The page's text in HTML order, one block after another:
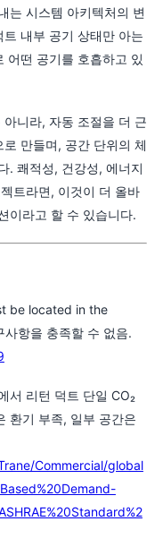
는 시스템 아키텍처의 변
내부 공기 상태만 아는
어떤 공기를 호흡하고 있
니라, 자동 조절을 더 근
만들며, 공간 단위의 체
. 쾌적성, 건강성, 에너지
트라면, 이것이 더 올바
이라고 할 수 있습니다.
be located in the
항을 충족할 수 없음.
서 리턴 덕트 단일 CO₂
환기 부족, 일부 공간은
Commercial/global